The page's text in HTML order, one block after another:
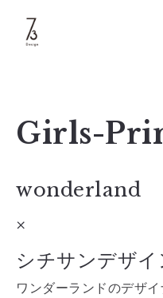
Girls-
wonderland
×
シチサンデザイ
ワンダーランドのデザ